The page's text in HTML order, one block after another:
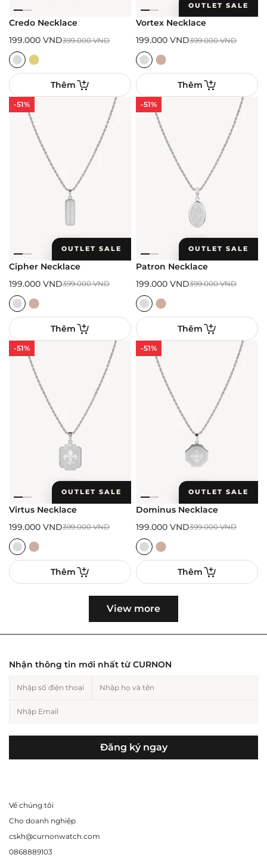
Credo Necklace
399.000VND
199.000 VND
Thêm
OUTLET SALE
Vortex Necklace
399.000VND
199.000 VND
Thêm
-51%
OUTLET SALE
Cipher Necklace
399.000VND
199.000 VND
Thêm
-51%
OUTLET SALE
Patron Necklace
399.000VND
199.000 VND
Thêm
-51%
OUTLET SALE
Virtus Necklace
399.000VND
199.000 VND
Thêm
-51%
OUTLET SALE
Dominus Necklace
399.000VND
199.000 VND
Thêm
View more
Về chúng tôi
Cho doanh nghiệp
cskh@curnonwatch.com
0868889103
Nhận thông tin mới nhất từ CURNON
Đăng ký ngay